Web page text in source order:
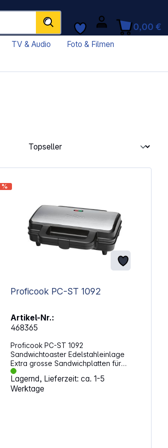
0,00 €
TV & Audio
Foto & Filmen
%
Proficook PC-ST 1092
Artikel-Nr.:
468365
Proficook PC-ST 1092
Sandwichtoaster Edelstahleinlage
Extra grosse Sandwichplatten für
amerikanische XXL-Toastscheiben
(ca. 14,5 x 14,5 cm) Geeignet für
Toastscheiben von ca. 9 bis 14,5 cm
Lagernd, Lieferzeit: ca. 1-5
Werktage